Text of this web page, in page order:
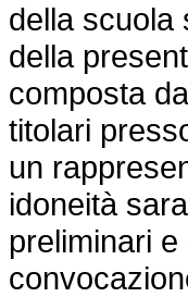
della scuola
della
composta
titolari
un
idoneità
preliminari